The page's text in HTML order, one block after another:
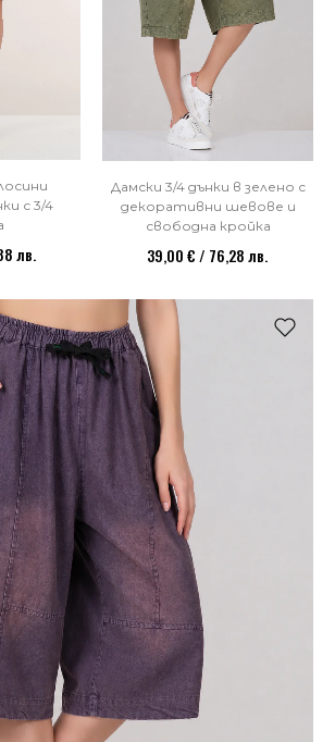
с 3/4
лв.
Дамски 3/4 дънки в зелено с
декоративни шевове и
свободна кройка
39,00 € / 76,28 лв.